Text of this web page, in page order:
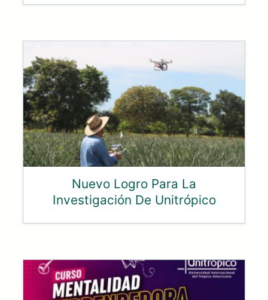
Nuevo Logro Para La
Investigación De Unitrópico